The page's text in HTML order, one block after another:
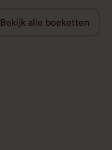
Bekijk alle boeketten